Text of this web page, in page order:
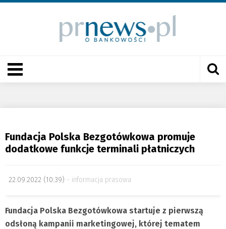
Fundacja Polska Bezgotówkowa promuje
dodatkowe funkcje terminali płatniczych
22.09.2022 (10:39) informacja prasowa
Fundacja Polska Bezgotówkowa startuje z pierwszą
odsłoną kampanii marketingowej, której tematem